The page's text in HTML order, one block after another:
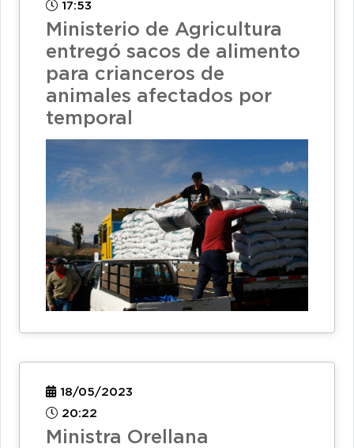
17:53
Ministerio de Agricultura
entregó sacos de alimento
para crianceros de
animales afectados por
temporal
18/05/2023
20:22
Ministra Orellana